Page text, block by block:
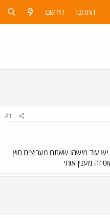
התחבר הירשם
#1
עוד מישהו שאתם מעריצים חוץ
זה מענין אותי